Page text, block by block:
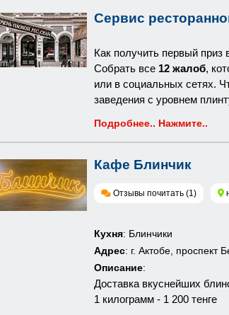
Сервис
Как получить первый приз
Собрать все 12 жалоб,
или в социальных сетях.
заведения с уровнем
Подробнее.. Нажмите..
Кафе Блинчик
Отзывы почитать (1)
Кухня: Блинчики
Адрес: г. Актобе, проспект
Описание:
Доставка вкуснейших
1 килограмм - 1 200 тенге